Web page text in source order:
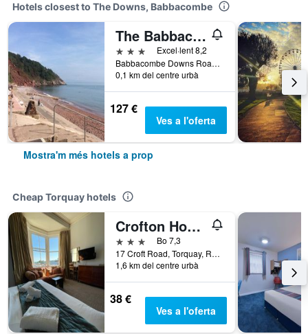
Hotels closest to The Downs, Babbacombe
The Babbacombe Hotel
3 estrellesExcel·lent 8,2
Babbacombe Downs Road, The Sea Front, Babbacombe, Torquay TQ1 3LH, Torquay, Regne Unit
0,1 km del centre urbà
127 €
Ves a l'oferta
Mostra'm més hotels a prop
Cheap Torquay hotels
Crofton House Hotel
3 estrellesBo 7,3
17 Croft Road, Torquay, Regne Unit
1,6 km del centre urbà
38 €
Ves a l'oferta